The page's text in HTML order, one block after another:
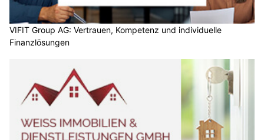
VIFIT Group AG: Vertrauen, Kompetenz und individuelle
Finanzlösungen